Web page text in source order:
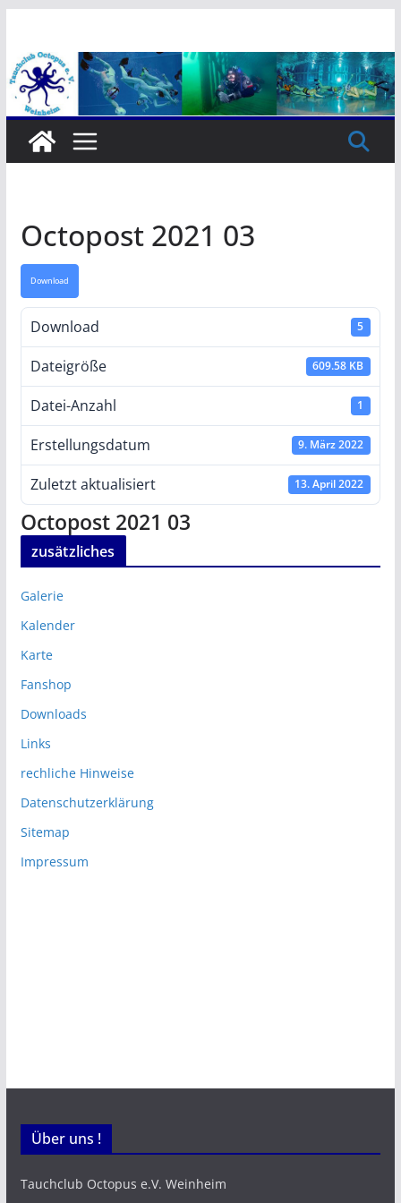
springen
Octopost 2021 03
Download
Download 5
Dateigröße 609.58 KB
Datei-Anzahl 1
Erstellungsdatum 9. März 2022
Zuletzt aktualisiert 13. April 2022
Octopost 2021 03
zusätzliches
Galerie
Kalender
Karte
Fanshop
Downloads
Links
rechliche Hinweise
Datenschutzerklärung
Sitemap
Impressum
Über uns !
Tauchclub Octopus e.V. Weinheim